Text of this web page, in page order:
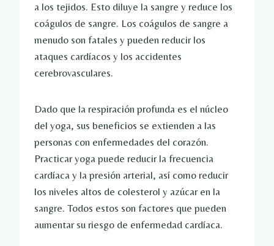
a los tejidos. Esto diluye la sangre y reduce los
coágulos de sangre. Los coágulos de sangre a
menudo son fatales y pueden reducir los
ataques cardíacos y los accidentes
cerebrovasculares.
Dado que la respiración profunda es el núcleo
del yoga, sus beneficios se extienden a las
personas con enfermedades del corazón.
Practicar yoga puede reducir la frecuencia
cardíaca y la presión arterial, así como reducir
los niveles altos de colesterol y azúcar en la
sangre. Todos estos son factores que pueden
aumentar su riesgo de enfermedad cardíaca.